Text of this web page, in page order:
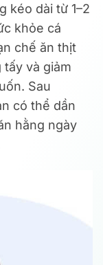
kéo dài từ 1–2
khỏe cá
chế ăn thịt
và giảm
Sau
có thể dần
hằng ngày